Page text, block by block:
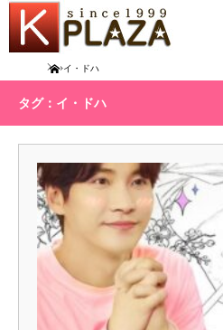
Homeイ・ドハ
タグ：イ・ドハ